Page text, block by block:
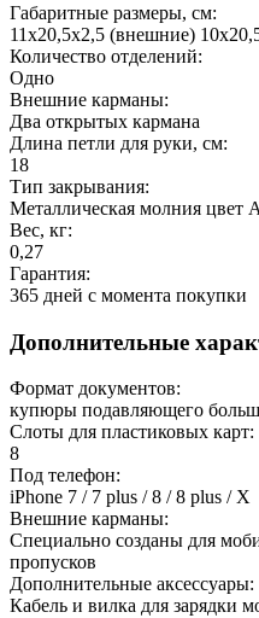
Габаритные размеры, см:
11х20,5х2,5 (внешние)
Количество отделений:
Одно
Внешние карманы:
Два открытых кармана
Длина петли для руки, см:
18
Тип закрывания:
Металлическая молния цвет
Вес, кг:
0,27
Гарантия:
365 дней c момента покупки
Дополнительные
Формат документов:
купюры подавляющего
Слоты для пластиковых карт:
8
Под телефон:
iPhone 7 / 7 plus / 8 / 8 plus / X
Внешние карманы:
Специально созданы для
пропусков
Дополнительные аксессуары:
Кабель и вилка для зарядки